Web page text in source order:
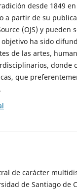
desde 1849
a partir de su
(OJS) y pueden
objetivo ha sido
de las artes,
donde
que
de carácter
de Santiago de